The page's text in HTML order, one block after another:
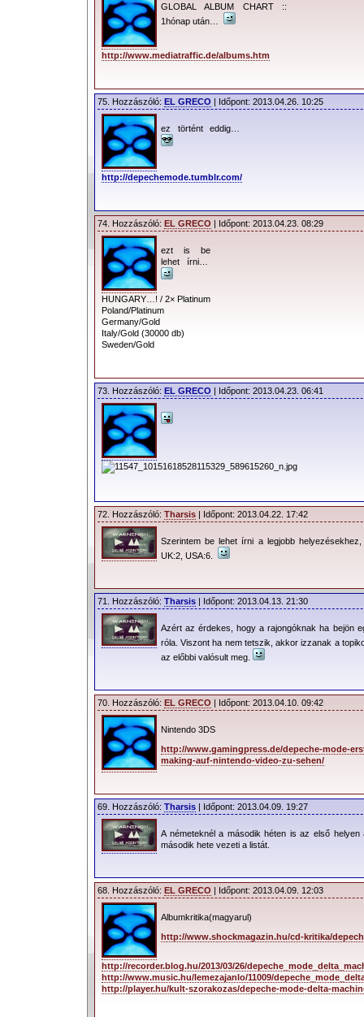
GLOBAL ALBUM CHART ::
1hónap után…
http://www.mediatraffic.de/albums.htm
75. Hozzászóló: EL GRECO | Időpont: 2013.04.26. 10:25
ez történt eddig…
http://depechemode.tumblr.com/
74. Hozzászóló: EL GRECO | Időpont: 2013.04.23. 08:29
ezt is be
lehet írni…
HUNGARY…! / 2× Platinum
Poland/Platinum
Germany/Gold
Italy/Gold (30000 db)
Sweden/Gold
73. Hozzászóló: EL GRECO | Időpont: 2013.04.23. 06:41
72. Hozzászóló: Tharsis | Időpont: 2013.04.22. 17:42
Szerintem be lehet írni a legjobb helyezésekhez,
UK:2, USA:6.
71. Hozzászóló: Tharsis | Időpont: 2013.04.13. 21:30
Azért az érdekes, hogy a rajongóknak ha bejön
róla. Viszont ha nem tetszik, akkor izzanak a
az előbbi valósult meg.
70. Hozzászóló: EL GRECO | Időpont: 2013.04.10. 09:42
Nintendo 3DS
http://www.gamingpress.de/depeche-mode-
making-auf-nintendo-video-zu-sehen/
69. Hozzászóló: Tharsis | Időpont: 2013.04.09. 19:27
A németeknél a második héten is az első
második hete vezeti a listát.
68. Hozzászóló: EL GRECO | Időpont: 2013.04.09. 12:03
Albumkritika(magyarul)
http://www.shockmagazin.hu/cd-kritika/
http://recorder.blog.hu/2013/03/26/
http://www.music.hu/lemezajanlo/11009/
http://player.hu/kult-szorakozas/depeche-mode-delta-